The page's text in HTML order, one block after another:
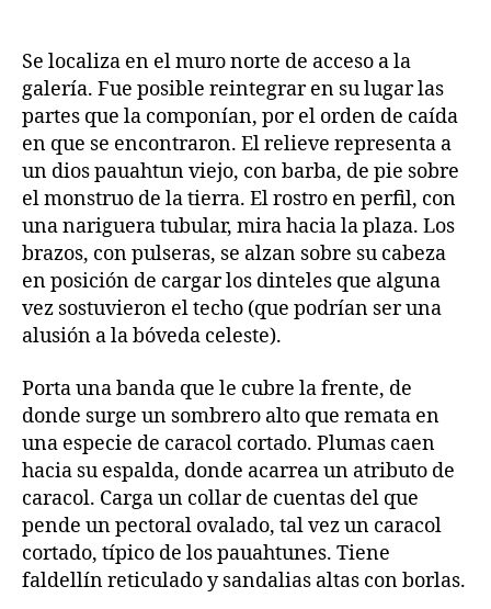
Se localiza en el muro norte de acceso a la
galería. Fue posible reintegrar en su lugar las
partes que la componían, por el orden de caída
en que se encontraron. El relieve representa a
un dios pauahtun viejo, con barba, de pie sobre
el monstruo de la tierra. El rostro en perfil, con
una nariguera tubular, mira hacia la plaza. Los
brazos, con pulseras, se alzan sobre su cabeza
en posición de cargar los dinteles que alguna
vez sostuvieron el techo (que podrían ser una
alusión a la bóveda celeste).
Porta una banda que le cubre la frente, de
donde surge un sombrero alto que remata en
una especie de caracol cortado. Plumas caen
hacia su espalda, donde acarrea un atributo de
caracol. Carga un collar de cuentas del que
pende un pectoral ovalado, tal vez un caracol
cortado, típico de los pauahtunes. Tiene
faldellín reticulado y sandalias altas con borlas.